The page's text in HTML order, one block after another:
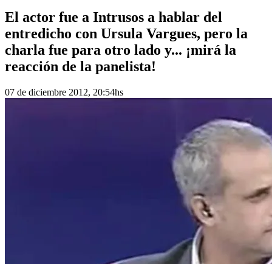
El actor fue a Intrusos a hablar del
entredicho con Ursula Vargues, pero la
charla fue para otro lado y... ¡mirá la
reacción de la panelista!
07 de diciembre 2012, 20:54hs